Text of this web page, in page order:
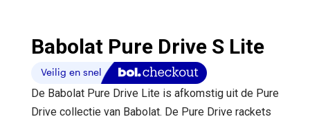
Babolat Pure Drive S Lite
De Babolat Pure Drive Lite is afkomstig uit de Pure
Drive collectie van Babolat. De Pure Drive rackets